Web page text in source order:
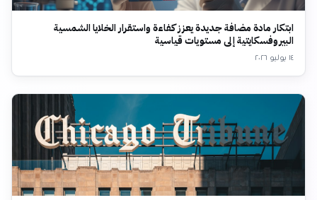
ابتكار مادة مضافة جديدة يعزز كفاءة واستقرار الخلايا الشمسية
البيروفسكايتية إلى مستويات قياسية
١٤ يوليو ٢٠٢٦